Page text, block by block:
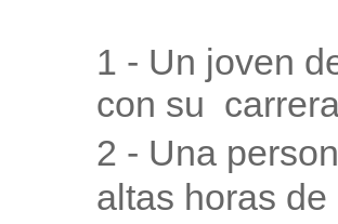
1 - Un joven
con su
2 - Una
altas horas